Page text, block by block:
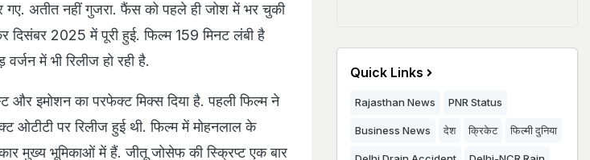
अतीत नहीं गुजरा. फैंस को पहले ही जोश में भर चुकी
दिसंबर 2025 में पूरी हुई. फिल्म 159 मिनट लंबी है
में भी रिलीज हो रही है.
इमोशन का परफेक्ट मिक्स दिया है. पहली फिल्म ने
ओटीटी पर रिलीज हुई थी. फिल्म में मोहनलाल के
मुख्य भूमिकाओं में हैं. जीतू जोसेफ की स्क्रिप्ट एक बार
Quick Links
Rajasthan News PNR Status
Business News देश क्रिकेट फिल्मी दुनिया